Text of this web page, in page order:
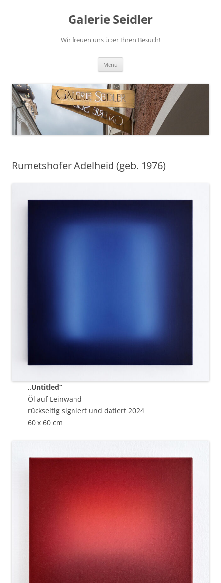
Galerie Seidler
Wir freuen uns über Ihren Besuch!
Menü
Rumetshofer Adelheid (geb. 1976)
„Untitled“
Öl auf Leinwand
rückseitig signiert und datiert 2024
60 x 60 cm